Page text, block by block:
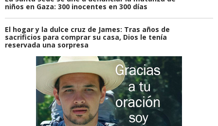
niños en Gaza: 300 inocentes en 300 días
El hogar y la dulce cruz de James: Tras años de
sacrificios para comprar su casa, Dios le tenía
reservada una sorpresa